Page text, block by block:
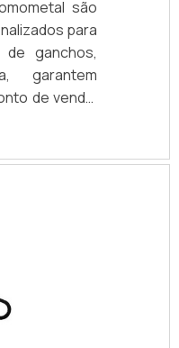
são
para
ganchos,
garantem
de venda,
da sua
do
e exposição
PDV com a